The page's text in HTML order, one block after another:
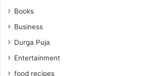
Books
Business
Durga Puja
Entertainment
food recipes